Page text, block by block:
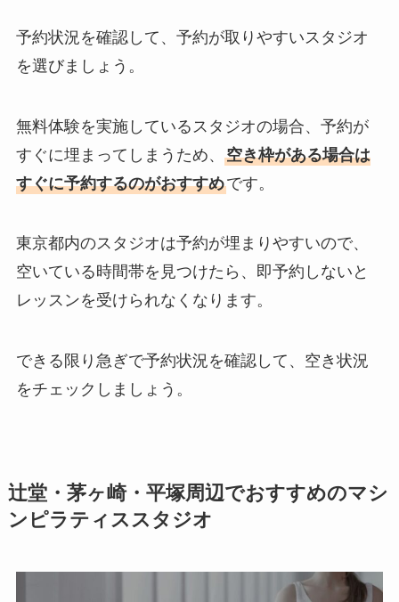
予約状況を確認して、予約が取りやすいスタジオ
を選びましょう。
無料体験を実施しているスタジオの場合、予約が
すぐに埋まってしまうため、 空き枠がある場合は
すぐに予約するのがおすすめです。
東京都内のスタジオは予約が埋まりやすいので、
空いている時間帯を見つけたら、即予約しないと
レッスンを受けられなくなります。
できる限り急ぎで予約状況を確認して、空き状況
をチェックしましょう。
辻堂・茅ヶ崎・平塚周辺でおすすめのマシ
ンピラティススタジオ